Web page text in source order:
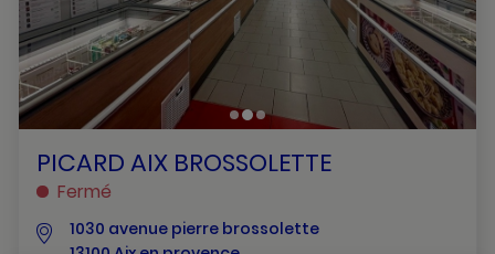
PICARD AIX BROSSOLETTE
Fermé
1030 avenue pierre brossolette